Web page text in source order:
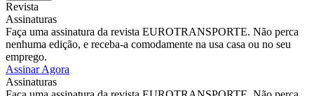
Revista
Assinaturas
Faça uma assinatura da revista EUROTRANSPORTE. Não perca
nenhuma edição, e receba-a comodamente na usa casa ou no seu
emprego.
Assinar Agora
Assinaturas